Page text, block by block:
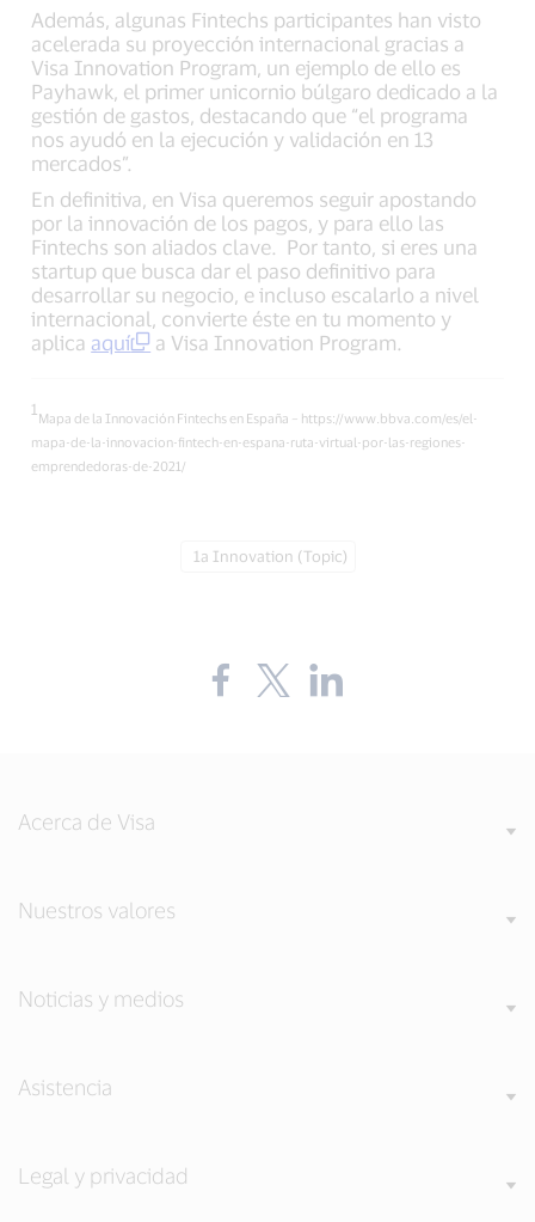
Además, algunas Fintechs participantes han visto
acelerada su proyección internacional gracias a
Visa Innovation Program, un ejemplo de ello es
Payhawk, el primer unicornio búlgaro dedicado a la
gestión de gastos, destacando que “el programa
nos ayudó en la ejecución y validación en 13
mercados”.
En definitiva, en Visa queremos seguir apostando
por la innovación de los pagos, y para ello las
Fintechs son aliados clave. Por tanto, si eres una
startup que busca dar el paso definitivo para
desarrollar su negocio, e incluso escalarlo a nivel
internacional, convierte éste en tu momento y
aplica aquí a Visa Innovation Program.
1 Mapa de la Innovación Fintechs en España – https://www.bbva.com/es/el-
mapa-de-la-innovacion-fintech-en-espana-ruta-virtual-por-las-regiones-
emprendedoras-de-2021/
Tag:
1a Innovation (Topic)
Share
the
Share
the
Acerca de Visa
Nuestros valores
Noticias y medios
Asistencia
Legal y privacidad